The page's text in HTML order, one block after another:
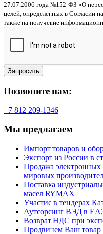
27.07.2006 года №152-ФЗ «О
целей, определенных в Согласии
также на получение
Запросить
Позвоните нам:
+7 812 209-1346
Мы предлагаем
Импорт товаров и
Экспорт из России в
Продажа
мировых
Поставка
масел RYMAX
Участие в тендерах
Аутсорсинг ВЭД в
Возврат НДС при
Продвинем Ваш